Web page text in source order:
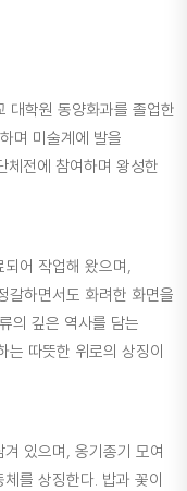
대학원 동양화과를 졸업한
며 미술계에 발을
체전에 참여하며 왕성한
어 작업해 왔으며,
갈하면서도 화려한 화면을
의 깊은 역사를 담는
따뜻한 위로의 상징이
있으며, 옹기종기 모여
를 상징한다. 밥과 꽃이